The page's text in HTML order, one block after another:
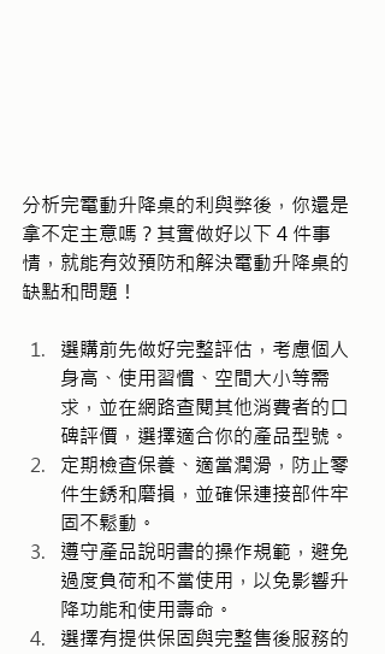
分析完電動升降桌的利與弊後，你還是
拿不定主意嗎？其實做好以下 4 件事
情，就能有效預防和解決電動升降桌的
缺點和問題！
選購前先做好完整評估，考慮個人
身高、使用習慣、空間大小等需
求，並在網路查閱其他消費者的口
碑評價，選擇適合你的產品型號。
定期檢查保養、適當潤滑，防止零
件生銹和磨損，並確保連接部件牢
固不鬆動。
遵守產品說明書的操作規範，避免
過度負荷和不當使用，以免影響升
降功能和使用壽命。
選擇有提供保固與完整售後服務的